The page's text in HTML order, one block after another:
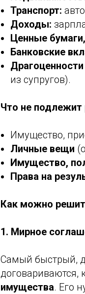
Транспорт:
Доходы:
Ценные
Банковские
из супругов).
Что не подлежит
Имущество,
Личные вещи
Имущество,
Права на
Как можно
1. Мирное
Самый быстрый,
договариваются,
имущества. Его